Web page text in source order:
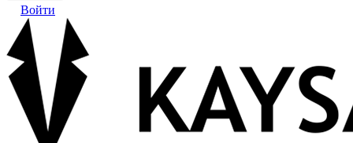
Войти